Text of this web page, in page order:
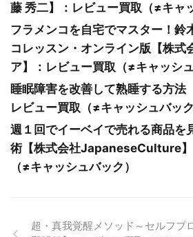
藤 秀二】：レビュー買取（≠キャ
フラメンコを自宅でマスター！鈴
コレッスン・オンライン版【株式
ア】：レビュー買取（≠キャッシュ
睡眠障害を改善して熟睡する方法
レビュー買取（≠キャッシュバック
週１回でイーベイで売れる商品を
術【株式会社JapaneseCulture】
（≠キャッシュバック）
超・真我覚醒メソッド～セルフプ